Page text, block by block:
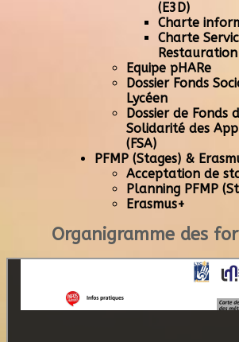
(E3D)
Charte
Charte
Restauration
Equipe pHARe
Dossier Fonds
Lycéen
Dossier de Fonds
Solidarité des
(FSA)
PFMP (Stages) &
Acceptation de
Planning PFMP
Erasmus+
Organigramme des